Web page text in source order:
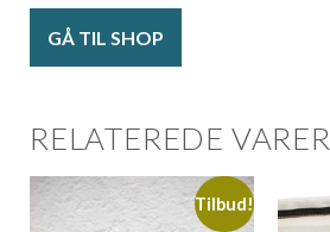
GÅ TIL SHOP
RELATEREDE VARER
Tilbud!